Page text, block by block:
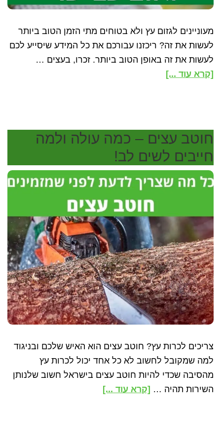
מעוניינים לגזום עץ ולא בטוחים מתי הזמן הטוב ביותר
לעשות את זה? ריכזנו עבורכם את כל המידע שיסייע לכם
לעשות את זה באופן הטוב ביותר. זכרו, בעצים …
[קרא עוד ...]about
–
מתי
ואיך
חוטב עצים – כמה עולה ולמה
חייבים לשים לב!
צריכים לכרות עץ? חוטב עצים הוא האיש שלכם ובניגוד
למה שמקובל לחשוב לא כל אחד יכול לכרות עץ
מהסיבה שכדי להיות חוטב עצים בישראל חשוב שלנותן
השירות תהיה … [קרא עוד ...]about